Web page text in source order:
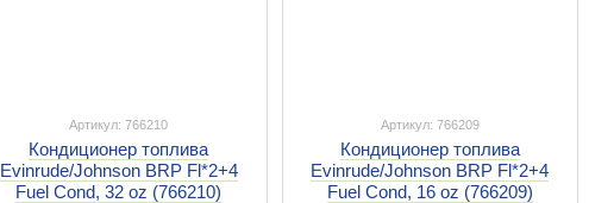
Артикул: 766210
Кондиционер топлива
Evinrude/Johnson BRP Fl*2+4
Fuel Cond, 32 oz (766210)
Артикул: 766209
Кондиционер топлива
Evinrude/Johnson BRP Fl*2+4
Fuel Cond, 16 oz (766209)